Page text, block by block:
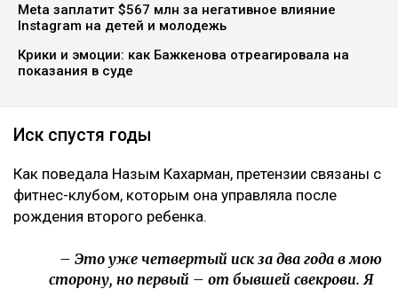
Meta заплатит $567 млн за негативное влияние
Instagram на детей и молодежь
Крики и эмоции: как Бажкенова отреагировала на
показания в суде
Иск спустя годы
Как поведала Назым Кахарман, претензии связаны с
фитнес-клубом, которым она управляла после
рождения второго ребенка.
– Это уже четвертый иск за два года в мою
сторону, но первый – от бывшей свекрови. Я